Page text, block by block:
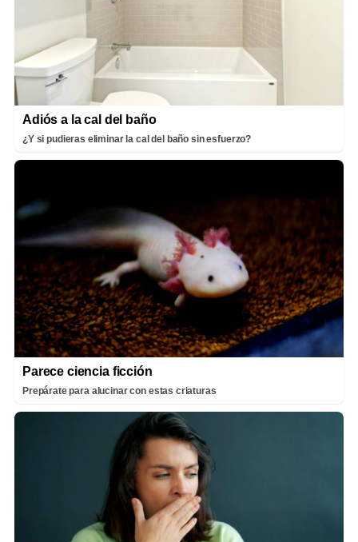
Adiós a la cal del baño
¿Y si pudieras eliminar la cal del baño sin esfuerzo?
Parece ciencia ficción
Prepárate para alucinar con estas criaturas